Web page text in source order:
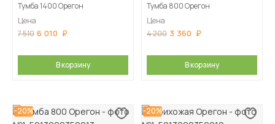
Тумба 1400 Орегон
Цена
7 510 6 010
В корзину
Тумба 800 Орегон
Цена
4 200 3 360
В корзину
-20% -20%